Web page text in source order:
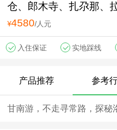
仓、郎木寺、扎尕那、
¥4580/人元
入住保证 实地踩线
产品推荐 参考
甘南游，不走寻常路，探秘